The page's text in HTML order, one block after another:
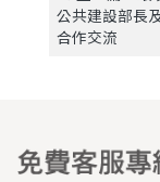
公共建設部長
合作交流